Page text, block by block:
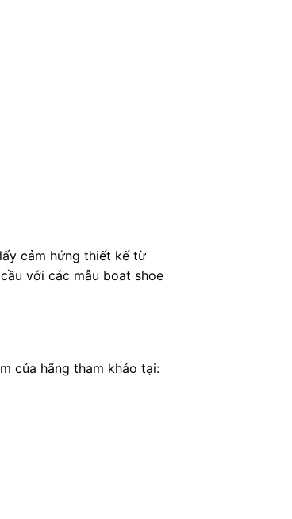
cảm hứng thiết kế từ
với các mẫu boat shoe
của hãng tham khảo tại: